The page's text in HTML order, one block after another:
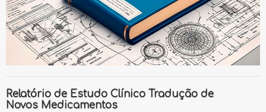
Relatório de Estudo Clínico Tradução de
Novos Medicamentos